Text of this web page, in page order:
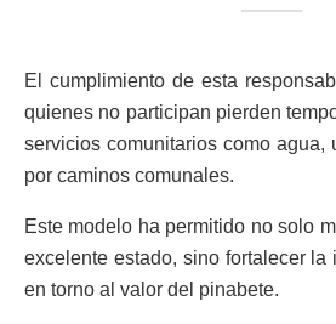
El cumplimiento de esta
quienes no participan pierden
servicios comunitarios como agua,
por caminos comunales.
Este modelo ha permitido no solo
excelente estado, sino fortalecer la
en torno al valor del pinabete.